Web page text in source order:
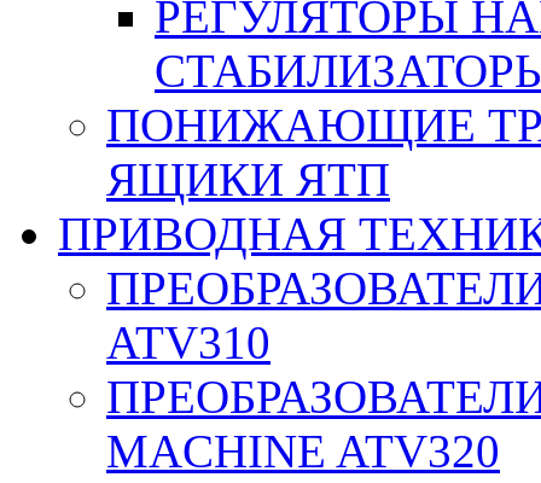
РЕГУЛЯТОРЫ
ПОНИЖАЮЩИЕ
ЯЩИКИ ЯТП
ПРИВОДНАЯ
ATV310
MACHINE ATV320